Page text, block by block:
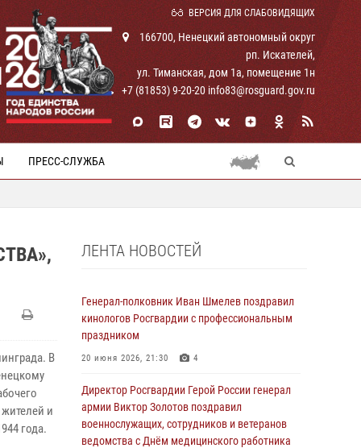
ВЕРСИЯ ДЛЯ СЛАБОВИДЯЩИХ
166700, Ненецкий автономный округ
рп. Искателей,
ул. Тиманская, дом 1а, помещение 1н
+7 (81853) 9-20-20 info83@rosguard.gov.ru
ПРЕСС-СЛУЖБА
В
и
года.
ЛЕНТА НОВОСТЕЙ
Генерал-полковник Иван Шмелев поздравил
кинологов Росгвардии с профессиональным
праздником
20 июня 2026, 21:30 4
Директор Росгвардии Герой России генерал
армии Виктор Золотов поздравил
военнослужащих, сотрудников и ветеранов
ведомства с Днём медицинского работника